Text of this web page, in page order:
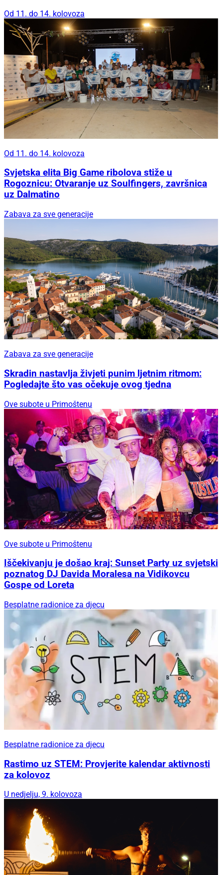
Od 11. do 14. kolovoza
Od 11. do 14. kolovoza
Svjetska elita Big Game ribolova stiže u
Rogoznicu: Otvaranje uz Soulfingers, završnica
uz Dalmatino
Zabava za sve generacije
Zabava za sve generacije
Skradin nastavlja živjeti punim ljetnim ritmom:
Pogledajte što vas očekuje ovog tjedna
Ove subote u Primoštenu
Ove subote u Primoštenu
Iščekivanju je došao kraj: Sunset Party uz svjetski
poznatog DJ Davida Moralesa na Vidikovcu
Gospe od Loreta
Besplatne radionice za djecu
Besplatne radionice za djecu
Rastimo uz STEM: Provjerite kalendar aktivnosti
za kolovoz
U nedjelju, 9. kolovoza